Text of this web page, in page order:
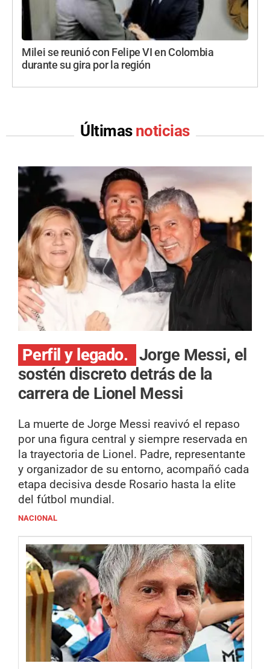
Milei se reunió con Felipe VI en Colombia
durante su gira por la región
Últimas noticias
Perfil y legado. Jorge Messi, el
sostén discreto detrás de la
carrera de Lionel Messi
La muerte de Jorge Messi reavivó el repaso
por una figura central y siempre reservada en
la trayectoria de Lionel. Padre, representante
y organizador de su entorno, acompañó cada
etapa decisiva desde Rosario hasta la elite
del fútbol mundial.
NACIONAL